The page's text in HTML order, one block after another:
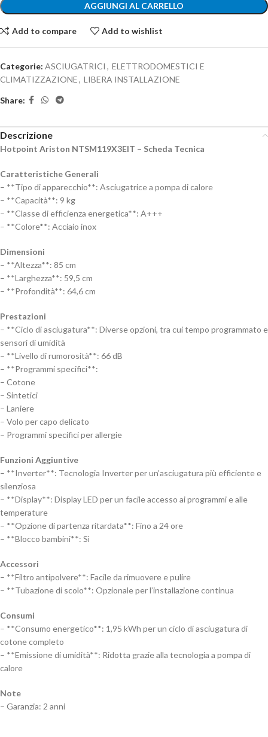
AGGIUNGI AL CARRELLO
Add to compare Add to wishlist
Categorie: ASCIUGATRICI , ELETTRODOMESTICI E
CLIMATIZZAZIONE, LIBERA INSTALLAZIONE
Share:
Descrizione
Hotpoint Ariston NTSM119X3EIT – Scheda Tecnica
Caratteristiche Generali
– **Tipo di apparecchio**: Asciugatrice a pompa di calore
– **Capacità**: 9 kg
– **Classe di efficienza energetica**: A+++
– **Colore**: Acciaio inox
Dimensioni
– **Altezza**: 85 cm
– **Larghezza**: 59,5 cm
– **Profondità**: 64,6 cm
Prestazioni
– **Ciclo di asciugatura**: Diverse opzioni, tra cui tempo programmato e
sensori di umidità
– **Livello di rumorosità**: 66 dB
– **Programmi specifici**:
– Cotone
– Sintetici
– Laniere
– Volo per capo delicato
– Programmi specifici per allergie
Funzioni Aggiuntive
– **Inverter**: Tecnologia Inverter per un’asciugatura più efficiente e
silenziosa
– **Display**: Display LED per un facile accesso ai programmi e alle
temperature
– **Opzione di partenza ritardata**: Fino a 24 ore
– **Blocco bambini**: Sì
Accessori
– **Filtro antipolvere**: Facile da rimuovere e pulire
– **Tubazione di scolo**: Opzionale per l’installazione continua
Consumi
– **Consumo energetico**: 1,95 kWh per un ciclo di asciugatura di
cotone completo
– **Emissione di umidità**: Ridotta grazie alla tecnologia a pompa di
calore
Note
– Garanzia: 2 anni